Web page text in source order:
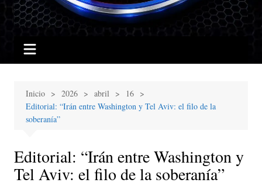
Inicio 2026 abril
16
Editorial: “Irán entre Washington y Tel Aviv: el filo de la
soberanía”
Editorial: “Irán entre Washington y
Tel Aviv: el filo de la soberanía”